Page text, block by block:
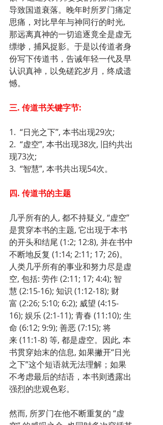
导致国道衰落。晚年时所罗门痛定
思痛，对比早年与神同行的时光,
那远离真神的一切追逐竟全是虚无
缥缈，捕风捉影。于是以传道者身
份写下传道书，告诫年轻一代及早
认识真神，以免磋跎岁月，终成遗
憾。
三. 传道书关键字节:
1.  “日光之下”, 本书出现29次;
2.  “虚空”, 本书出现38次, 旧约共出
现73次;
3.  “智慧”, 本书共出现54次。
四. 传道书的主题
几乎所有的人, 都不持疑义, “虚空”
是贯穿本书的主题, 它出现于本书
的开头和结尾 (1:2; 12:8), 并在书中
不断地反复 (1:14; 2:11; 17; 26)。
人类几乎所有的事业和努力尽是虚
空, 包括: 劳作 (2:11; 17; 4:4); 智
慧 (2:15-16); 知识 (1:12-18); 财
富 (2:26; 5:10; 6:2); 威望 (4:15-
16); 娱乐 (2:1-11); 青春 (11:10); 生
命 (6:12; 9:9); 善恶 (7:15); 将
来 (11:1-8) 等, 都是虚空。因此, 本
书贯穿始末的信息, 如果撇开“日光
之下”这个短语就无法理解；如果
不考虑最后的结语，本书则透露出
强烈的悲观色彩。
然而, 所罗门在他不断重复的 “虚